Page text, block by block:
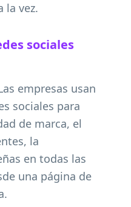
la vez.
sociales
empresas usan
sociales para
de marca, el
la
en todas las
una página de